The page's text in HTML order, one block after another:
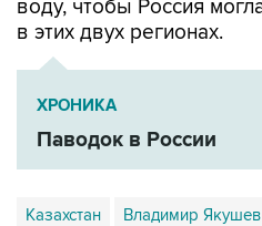
ХРОНИКА
Паводок в России
Казахстан Владимир Якушев
Тюменская область